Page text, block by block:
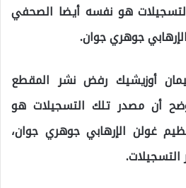
هو نفسه أيضا الصحفي
جوهري جوان.
أوزيشيك رفض نشر المقطع
أن مصدر تلك التسجيلات هو
غولن الإرهابي جوهري جوان،